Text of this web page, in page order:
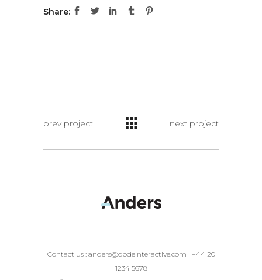
Share:
prev project next project
Contact us : anders@qodeinteractive.com
+44 20
1234 5678